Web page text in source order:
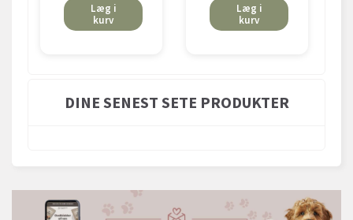
Læg i
kurv
Læg i
kurv
DINE SENEST SETE PRODUKTER